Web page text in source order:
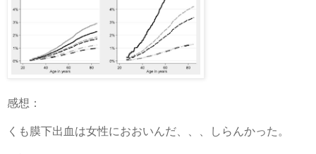
感想：
くも膜下出血は女性におおいんだ、、、しらんかった。